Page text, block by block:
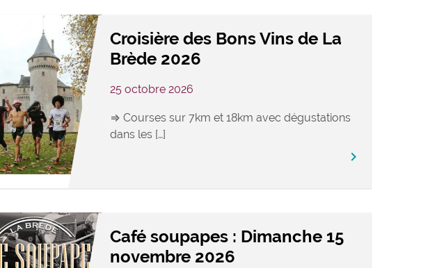
Croisière des Bons Vins de La
Brède 2026
25 octobre 2026
⇒ Courses sur 7km et 18km avec dégustations
dans les […]
keyboard_arrow_right
Café soupapes : Dimanche 15
novembre 2026